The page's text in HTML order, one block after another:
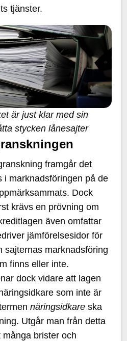
tjänster.
är just klar med sin
stycken lånesajter
framgår det
i marknadsföringen på de
Dock
krävs en prövning om
även omfattar
jämförelsesidor för
sajternas marknadsföring
finns eller inte.
dock vidare att lagen
som inte är
näringsidkare ska
Utgår man från detta
brister och